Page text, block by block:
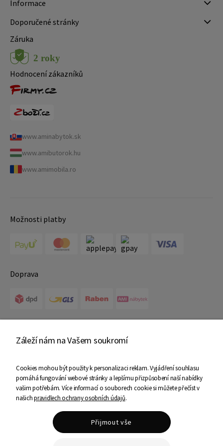
Informace
Doporučené stránky
Záruka
Hodnocení zákazníků
www.aminabytok.sk
www.amibutorok.hu
www.amimobila.ro
Možnosti platby
Doprava
Copyright © 2025 Ami Nábytek - Všechna práva vyhrazena
Shoper Premium
Záleží nám na Vašem soukromí
Cookies mohou být použity k personalizaci reklam. Vyjádření souhlasu
pomáhá fungování webové stránky a lepšímu přizpůsobení naší nabídky
vašim potřebám. Více informací o souborech cookie si můžete přečíst v
našichpravidlech ochrany osobních údajů.
Přijmout vše